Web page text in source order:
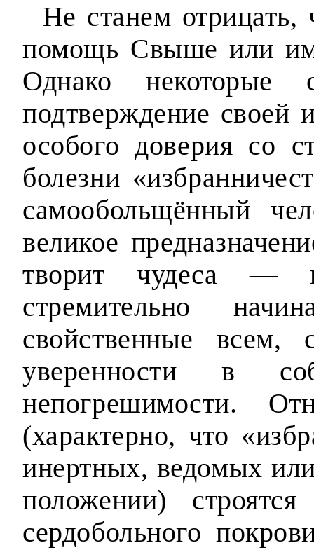
Не станем
помощь Свыше или
Однако
подтверждение своей
особого доверия со
болезни
самообольщённый
великое
творит чудеса —
стремительно
свойственные всем,
уверенности в
непогрешимости.
(характерно, что
инертных, ведомых
положении)
сердобольного